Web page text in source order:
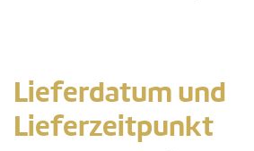
Lieferdatum und
Lieferzeitpunkt